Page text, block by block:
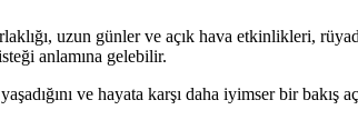
uzun günler ve açık hava etkinlikleri,
anlamına gelebilir.
ve hayata karşı daha iyimser bir